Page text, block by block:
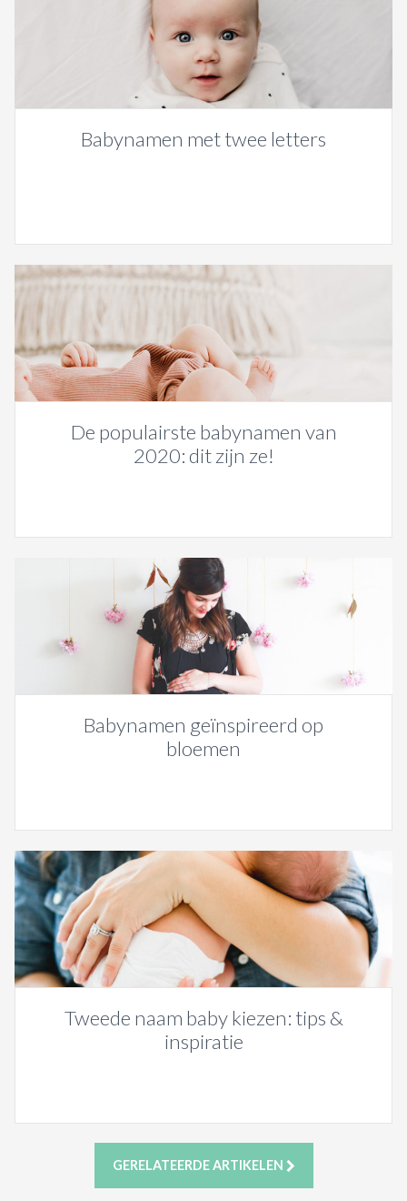
Babynamen met twee letters
De populairste babynamen van
2020: dit zijn ze!
Babynamen geïnspireerd op
bloemen
Tweede naam baby kiezen: tips &
inspiratie
GERELATEERDE ARTIKELEN